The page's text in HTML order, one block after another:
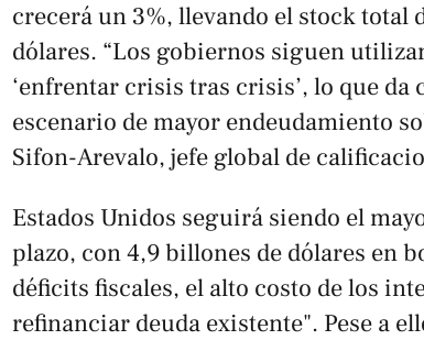
crecerá un 3%, llevando el stock total
dólares. “Los gobiernos siguen
‘enfrentar crisis tras crisis’, lo que da
escenario de mayor endeudamiento
Sifon-Arevalo, jefe global de
Estados Unidos seguirá siendo el
plazo, con 4,9 billones de dólares en
déficits fiscales, el alto costo de los
refinanciar deuda existente". Pese a